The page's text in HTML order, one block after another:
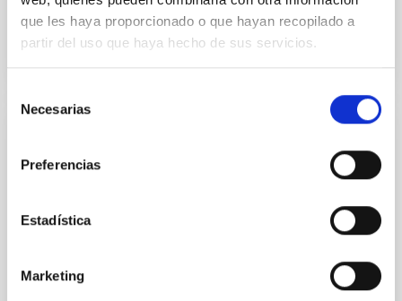
que les haya proporcionado o que hayan recopilado a
partir del uso que haya hecho de sus servicios.
Necesarias
Preferencias
Estadística
Marketing
El IAC lleva su tecnología espacial al
acuerdo de colaboración con el LASP de la
El Instituto de Astrofísica de Canarias participa en la